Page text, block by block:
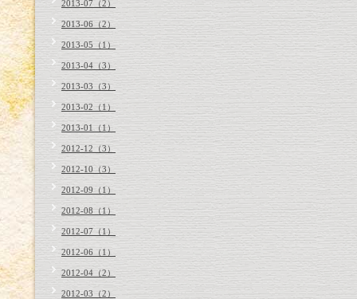
2013-07（2）
2013-06（2）
2013-05（1）
2013-04（3）
2013-03（3）
2013-02（1）
2013-01（1）
2012-12（3）
2012-10（3）
2012-09（1）
2012-08（1）
2012-07（1）
2012-06（1）
2012-04（2）
2012-03（2）